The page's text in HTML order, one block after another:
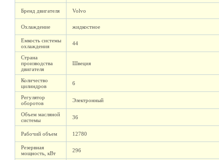
Бренд двигателя Volvo
Охлаждение жидкостное
Емкость системы
охлаждения
44
Страна
производства
двигателя
Швеция
Количество
цилиндров
6
Регулятор
оборотов
Электронный
Объем масляной
системы
36
Рабочий объем 12780
Резервная
мощность, кВт
296